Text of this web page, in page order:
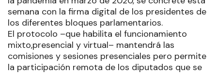
semana con la firma digital de los presidentes de
los diferentes bloques parlamentarios.
El protocolo –que habilita el funcionamiento
mixto,presencial y virtual– mantendrá las
comisiones y sesiones presenciales pero permite
la participación remota de los diputados que se